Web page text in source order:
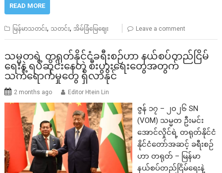
READ MORE
မြန်မာသတင်း, သတင်း,အိမ်ခြံမြေဈေး Leave a comment
သမ္မတရဲ့ တရုတ်နိုင်ငံခရီးစဉ်ဟာ နယ်စပ်တည်ငြိမ်
ရေးနဲ့ ရပ်ဆိုင်းနေတဲ့ စီးပွားရေးတွေအတွက်
သက်ရောက်မှုတွေ ရှိလာနိုင်
2 months ago Editor Htein Lin
ဇွန် ၁၇ – ၂၀၂၆ SN
(VOM) သမ္မတ ဦးမင်း
အောင်လှိုင်ရဲ့ တရုတ်နိုင်ငံ
နိုင်ငံတော်အဆင့် ခရီးစဉ်
ဟာ တရုတ် – မြန်မာ
နယ်စပ်တည်ငြိမ်ရေးနဲ့